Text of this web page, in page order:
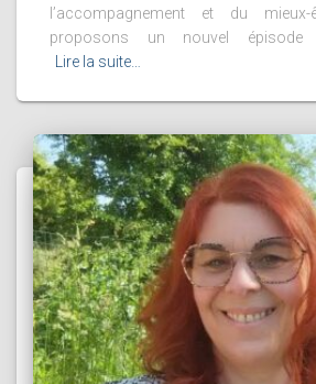
l’accompagnement et du
proposons un nouvel
Lire la suite…